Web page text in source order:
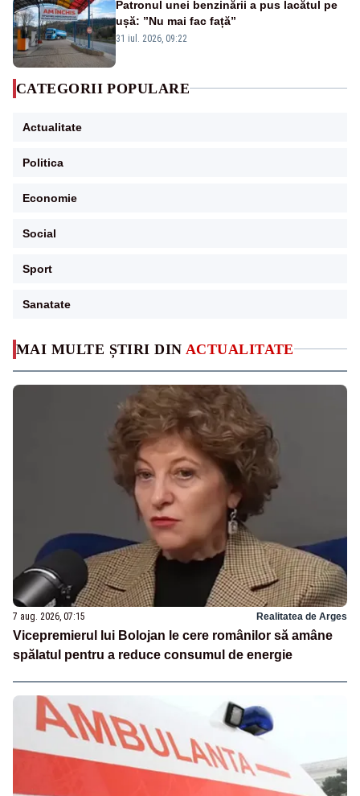
MAI MULTE ȘTIRI DIN ACTUALITATE
7 aug. 2026, 07:15 Realitatea de Arges
Vicepremierul lui Bolojan le cere românilor să amâne
spălatul pentru a reduce consumul de energie
Patronul unei benzinării a pus lacătul pe
ușă: ”Nu mai fac față”
31 iul. 2026, 09:22
CATEGORII POPULARE
Actualitate
Politica
Economie
Social
Sport
Sanatate